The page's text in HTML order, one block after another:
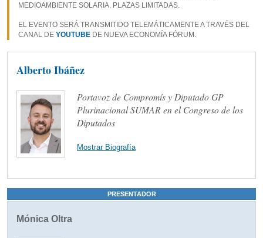
MEDIOAMBIENTE SOLARIA. PLAZAS LIMITADAS.
EL EVENTO SERÁ TRANSMITIDO TELEMÁTICAMENTE A TRAVÉS DEL
CANAL DE YOUTUBE DE NUEVA ECONOMÍA FÓRUM.
Alberto Ibáñez
Portavoz de Compromís y Diputado GP
Plurinacional SUMAR en el Congreso de los
Diputados
Mostrar Biografía
PRESENTADOR
Mónica Oltra